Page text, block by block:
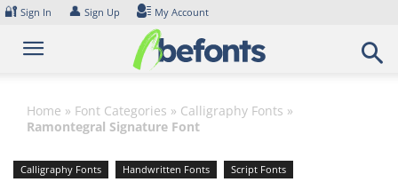
Skip
content
🔐 Sign In 👤 Sign Up My Account
Home » Font Categories » Calligraphy Fonts »
Ramontegral Signature Font
Calligraphy Fonts Handwritten Fonts Script Fonts